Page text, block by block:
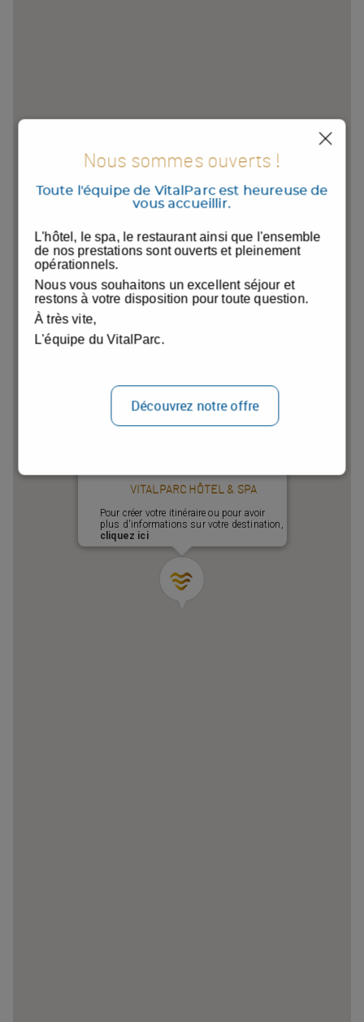
VITALPARC HÔTEL & SPA
Pour créer votre itinéraire ou pour avoir
plus d'informations sur votre destination,
cliquez ici
Nous sommes ouverts !
Toute l'équipe de VitalParc est heureuse de
vous accueillir.
L'hôtel, le spa, le restaurant ainsi que l'ensemble
de nos prestations sont ouverts et pleinement
opérationnels.
Nous vous souhaitons un excellent séjour et
restons à votre disposition pour toute question.
À très vite,
L'équipe du VitalParc.
Découvrez notre offre